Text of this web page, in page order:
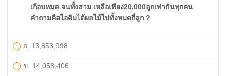
เกือบหมด จนทั้งสาม เหลือเพียง20,000ลูกเท่ากันทุกคน
คำถามคือไอติมได้ผลไม้ไปทั้งหมดกี่ลูก ?
ก. 13,853,998
ข. 14,058,406